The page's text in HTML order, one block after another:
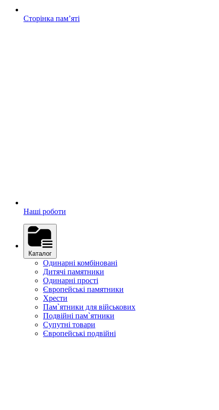
Сторінка памʼяті
Наші роботи
Каталог
Одинарні комбіновані
Дитячі памятники
Одинарні прості
Європейські памятники
Хрести
Пам`ятники для військових
Подвійні пам`ятники
Супутні товари
Європейські подвійні